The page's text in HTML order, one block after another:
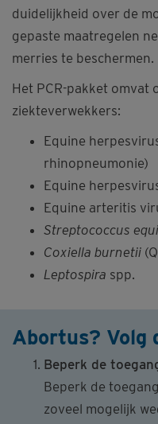
duidelijkheid over de
gepaste maatregelen
merries te beschermen.
Het PCR-pakket omvat
ziekteverwekkers:
Equine
rhinopneumonie)
Equine
Equine arteritis
Streptococcus
Coxiella burnetii
Leptospira spp.
Abortus? Volg
Beperk de
Beperk de
zoveel mogelijk